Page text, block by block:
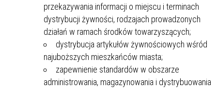
przekazywania informacji o miejscu i terminach
dystrybucji żywności, rodzajach prowadzonych
działań w ramach środków towarzyszących;
dystrybucja artykułów żywnościowych wśród
najuboższych mieszkańców miasta;
zapewnienie standardów w obszarze
administrowania, magazynowania i dystrybuowania